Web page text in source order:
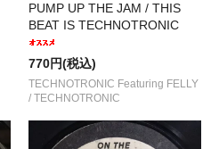
PUMP UP THE JAM / THIS
BEAT IS TECHNOTRONIC
770円(税込)
TECHNOTRONIC Featuring FELLY
/ TECHNOTRONIC